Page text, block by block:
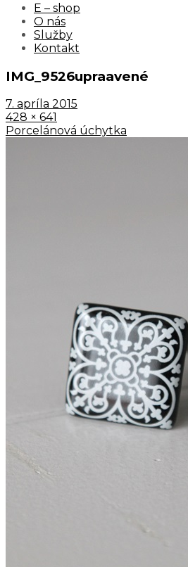
E – shop
O nás
Služby
Kontakt
IMG_9526upraavené
7. apríla 2015
428 × 641
Porcelánová úchytka